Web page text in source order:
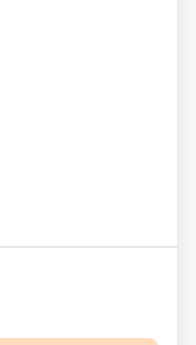
для
глажки (может